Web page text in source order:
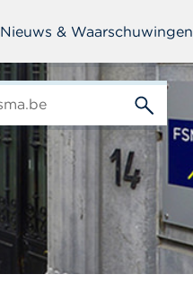
Nieuws & Waarschuwingen